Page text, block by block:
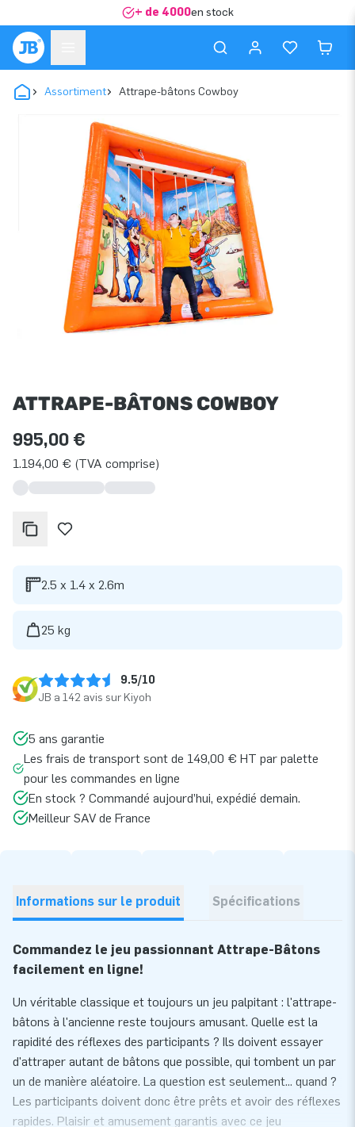
+ de 4000en stock
Assortiment Attrape-bâtons Cowboy
ATTRAPE-BÂTONS COWBOY
995,00 €
1.194,00 € (TVA comprise)
2.5 x 1.4 x 2.6m
25 kg
9.5/10
JB a 142 avis sur Kiyoh
5 ans garantie
Les frais de transport sont de 149,00 € HT par palette
pour les commandes en ligne
En stock ? Commandé aujourd’hui, expédié demain.
Meilleur SAV de France
Informations sur le produit Spécifications
Commandez le jeu passionnant Attrape-Bâtons
facilement en ligne!
Un véritable classique et toujours un jeu palpitant : l'attrape-
bâtons à l'ancienne reste toujours amusant. Quelle est la
rapidité des réflexes des participants ? Ils doivent essayer
d'attraper autant de bâtons que possible, qui tombent un par
un de manière aléatoire. La question est seulement... quand ?
Les participants doivent donc être prêts et avoir des réflexes
rapides. Plaisir et amusement garantis avec ce jeu